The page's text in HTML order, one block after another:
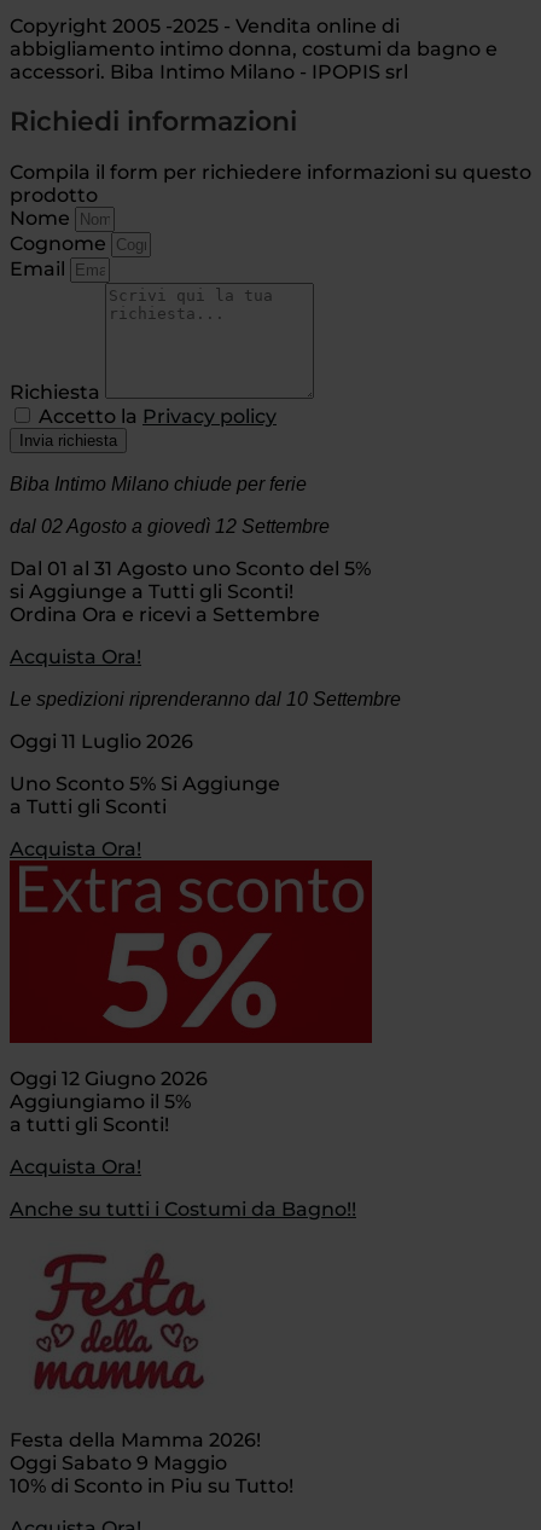
Copyright 2005 -2025 - Vendita online di
abbigliamento intimo donna, costumi da bagno e
accessori. Biba Intimo Milano - IPOPIS srl
Richiedi informazioni
Compila il form per richiedere informazioni su questo
prodotto
Nome
Cognome
Email
Richiesta
Accetto la Privacy policy
Invia richiesta
Biba Intimo Milano chiude per ferie
dal 02 Agosto a giovedì 12 Settembre
Dal 01 al 31 Agosto uno Sconto del 5%
si Aggiunge a Tutti gli Sconti!
Ordina Ora e ricevi a Settembre
Acquista Ora!
Le spedizioni riprenderanno dal 10 Settembre
Oggi 11 Luglio 2026
Uno Sconto 5% Si Aggiunge
a Tutti gli Sconti
Acquista Ora!
Oggi 12 Giugno 2026
Aggiungiamo il 5%
a tutti gli Sconti!
Acquista Ora!
Anche su tutti i Costumi da Bagno!!
Festa della Mamma 2026!
Oggi Sabato 9 Maggio
10% di Sconto in Piu su Tutto!